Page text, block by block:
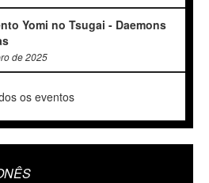
Yomi no Tsugai - Daemons
de 2025
os eventos